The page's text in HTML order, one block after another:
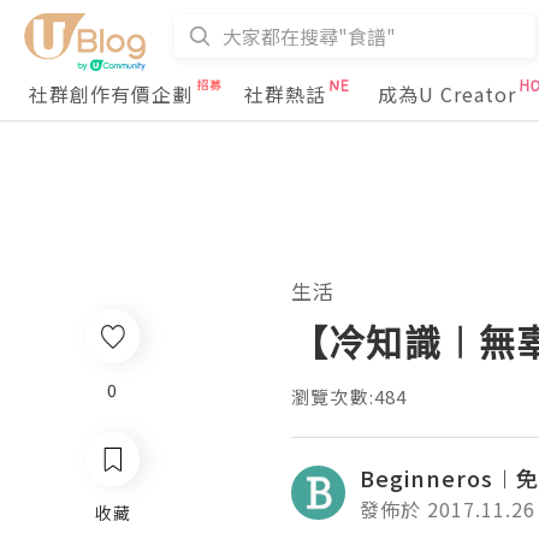
社群創作有價企劃 社群熱話 成為U Creator
生活
【冷知識︱
瀏覽次數:484
Beginneros︱
發佈於 2017.11.26
0
收藏